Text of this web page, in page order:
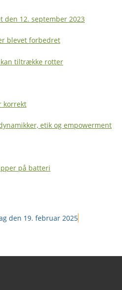
den 12. september 2023
blevet forbedret
kan tiltrække rotter
korrekt
etik og empowerment
på batteri
den 19. februar 2025